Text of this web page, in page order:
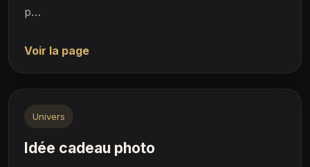
p…
Voir la page
Univers
Idée cadeau photo